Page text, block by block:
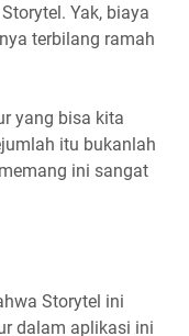
Yak, biaya
terbilang ramah
yang bisa kita
itu bukanlah
ini sangat
Storytel ini
dalam aplikasi ini